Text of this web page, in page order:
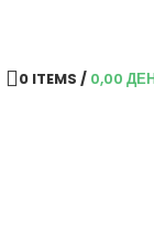
0 ITEMS / 0,00